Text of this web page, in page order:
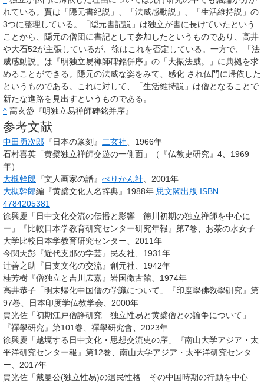
れている。賈は「隠元書紀説」、「法威感動説」、「生活維持説」の
3つに整理している。「隠元書記説」は独立が書に長けていたという
ことから、隠元の僧団に書記として参加したというものであり、高井
や大石52が主張しているが、徐はこれを否定している。一方で、「法
威感動説」は『明独立易禅師碑銘併序』の「大振法威。」に典拠を求
めることができる。隠元の法威な姿をみて、感化 され仏門に帰依した
というものである。これに対して、「生活維持説」は僧となることで
新たな進路を見出すというものである。
^ 高玄岱『明独立易禅師碑銘并序』
参考文献
中田勇次郎 『日本の篆刻』 二玄社 、1966年
石村喜英「黄檗独立禅師交遊の一側面」（『仏教史研究』4、1969
年）
大槻幹郎 『文人画家の譜』 ぺりかん社 、2001年
大槻幹郎編『黄檗文化人名辞典』1988年 思文閣出版 ISBN
4784205381
徐興慶「日中文化交流の伝播と影響―徳川初期の独立禅師を中心に
ー」『比較日本学教育研究センター研究年報』第7巻、お茶の水女子
大学比較日本学教育研究センター、2011年
今関天彭『近代支那の学芸』民友社、1931年
辻善之助『日支文化の交流』創元社、1942年
桂芳樹『僧独立と吉川広嘉』岩国徴古館、1974年
高井恭子「明末帰化中国僧の学識について」『印度學佛敎學硏究』第
97巻、日本印度学仏教学会、2000年
賈光佐「初期江戸僧諍研究―独立性易と黄檗僧との論争について」
『禪學研究』第101巻、禪學研究會、2023年
徐興慶「越境する日中文化・思想交流史の序」『南山大学アジア・太
平洋研究センター報』第12巻、南山大学アジア・太平洋研究センタ
ー、2017年
賈光佐「戴曼公(独立性易)の遺民性格―その中国時期の行動を中心